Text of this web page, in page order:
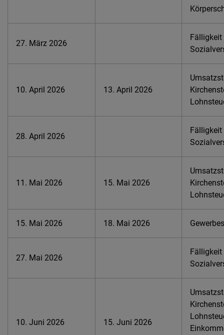
27. März 2026
Fälligkeit
10. April 2026 13. April 2026
28. April 2026
Fälligkeit
11. Mai 2026 15. Mai 2026
15. Mai 2026 18. Mai 2026
27. Mai 2026
Fälligkeit
10. Juni 2026 15. Juni 2026